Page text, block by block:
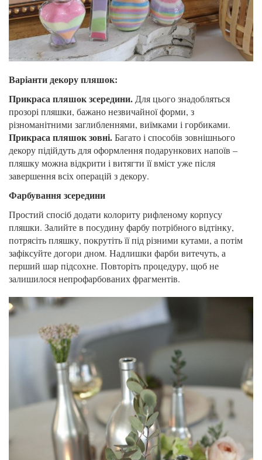
Варіанти декору пляшок:
Прикраса пляшок зсередини. Для цього знадобляться
прозорі пляшки, бажано незвичайної форми, з
різноманітними заглибленнями, виїмками і горбиками.
Прикраса пляшок зовні.Багато і способів зовнішнього
декору підійдуть для оформлення подарункових напоїв –
пляшку можна відкрити і витягти її вміст уже після
завершення всіх операцій з декору.
Фарбування зсередини
Простий спосіб додати колориту рифленому корпусу
пляшки. Залийте в посудину фарбу потрібного відтінку,
потрясіть пляшку, покрутіть її під різними кутами, а потім
зафіксуйте догори дном. Надлишки фарби витечуть, а
перший шар підсохне. Повторіть процедуру, щоб не
залишилося непрофарбованих фрагментів.